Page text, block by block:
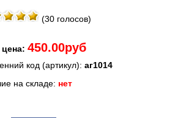
(30 голосов)
450.00руб
код (артикул): аг1014
на складе: нет